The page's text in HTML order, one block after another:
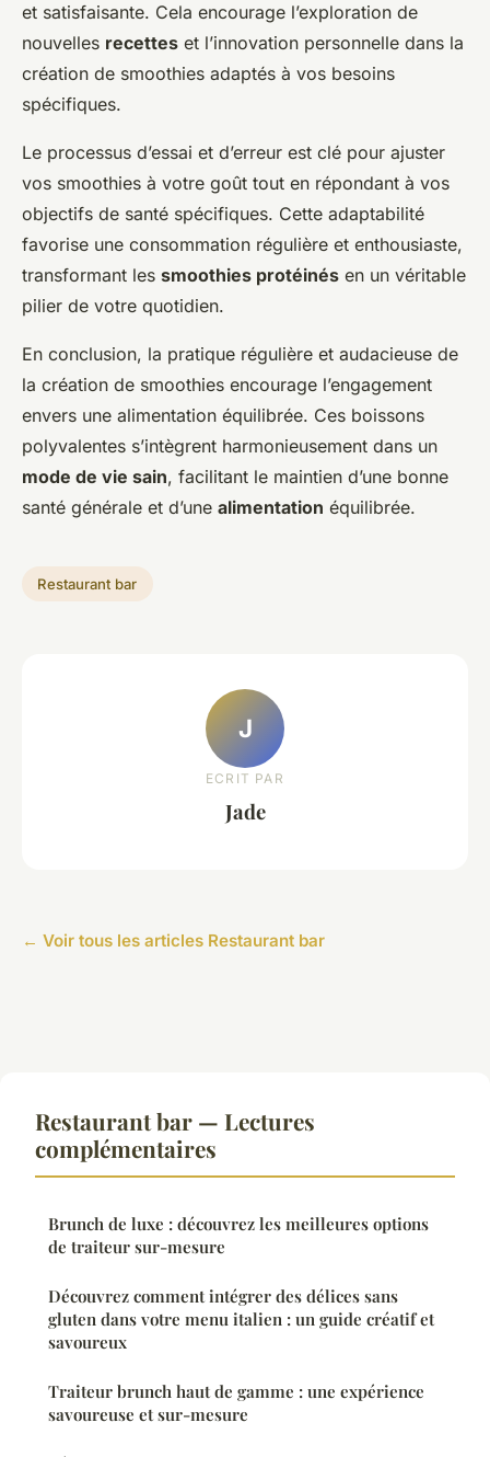
et satisfaisante. Cela encourage l’exploration de
nouvelles recettes et l’innovation personnelle dans la
création de smoothies adaptés à vos besoins
spécifiques.
Le processus d’essai et d’erreur est clé pour ajuster
vos smoothies à votre goût tout en répondant à vos
objectifs de santé spécifiques. Cette adaptabilité
favorise une consommation régulière et enthousiaste,
transformant les smoothies protéinés en un véritable
pilier de votre quotidien.
En conclusion, la pratique régulière et audacieuse de
la création de smoothies encourage l’engagement
envers une alimentation équilibrée. Ces boissons
polyvalentes s’intègrent harmonieusement dans un
mode de vie sain, facilitant le maintien d’une bonne
santé générale et d’une alimentation équilibrée.
Restaurant bar
J
ECRIT PAR
Jade
← Voir tous les articles Restaurant bar
Restaurant bar — Lectures
complémentaires
Brunch de luxe : découvrez les meilleures options
de traiteur sur-mesure
Découvrez comment intégrer des délices sans
gluten dans votre menu italien : un guide créatif et
savoureux
Traiteur brunch haut de gamme : une expérience
savoureuse et sur-mesure